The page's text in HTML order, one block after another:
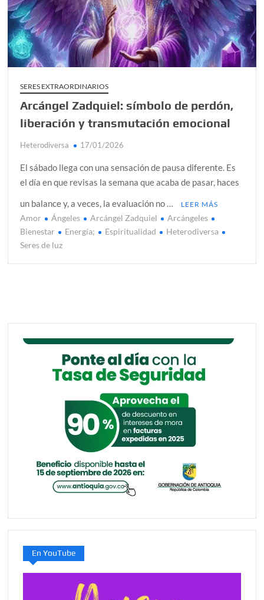
alcanzar
Día de Independencia 2026: de Patria Boba a Colombia
polarizada
¿Podemos comunicarnos con seres de otros planos o
Salud mental digital: cómo frenar la ansiedad que
generan las redes sociales
¿Cómo descubrir esa conexión energética de la sexualidad
sagrada?
SERES EXTRAORDINARIOS
Arcángel Zadquiel: símbolo de perdón,
liberación y transmutación emocional
Heterodiversa 17/01/2026
El sábado llega con una sensación de pausa diferente. Es
el día en que revisas la semana que acaba de pasar, haces
un balance y, a veces, la evaluación no …
LEER MÁS
Amor Ángeles Arcángel Zadquiel
Arcángeles
Bienestar
Energía; Espiritualidad
Heterodiversa
Seres de luz
En YouTube